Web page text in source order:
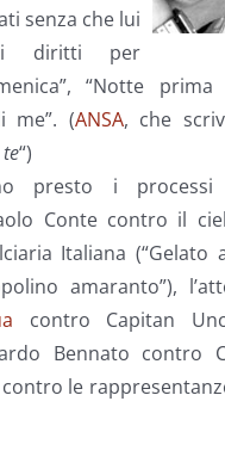
senza che lui
i diritti per
“Notte prima
me”. (ANSA, che
te“)
presto i processi
Conte contro il
Italiana (“Gelato
amaranto”),
contro Capitan
Bennato contro
le